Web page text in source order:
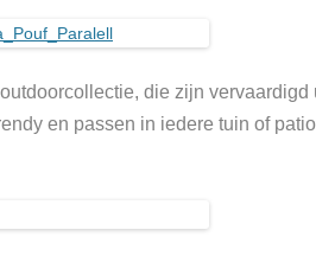
die zijn
en passen in iedere tuin of